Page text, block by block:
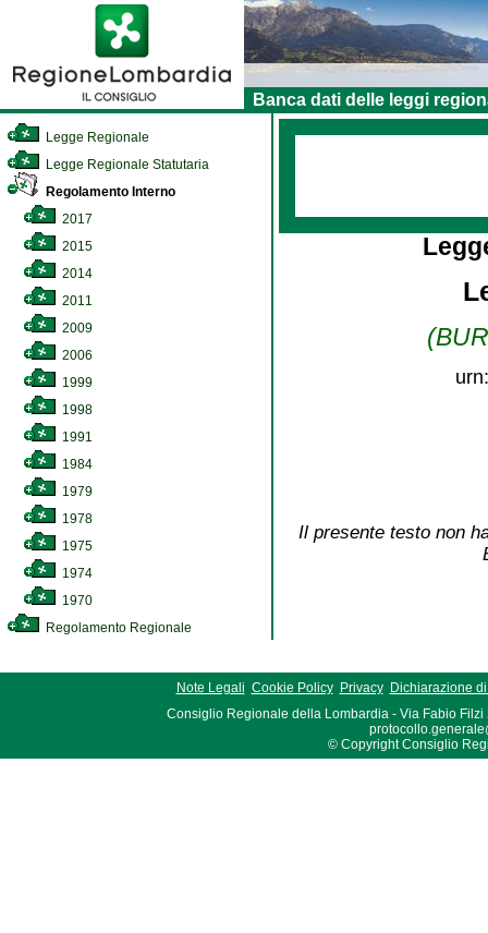
Banca dati delle leggi
Legge Regionale
Legge Regionale Statutaria
Regolamento Interno
2017
2015
2014
2011
2009
2006
1999
1998
1991
1984
1979
1978
1975
1974
1970
Regolamento Regionale
Il presente testo non
Note Legali Cookie Policy Privacy
Dichiarazione
Consiglio Regionale della Lombardia - Via Fabio Filzi
© Copyright Consiglio